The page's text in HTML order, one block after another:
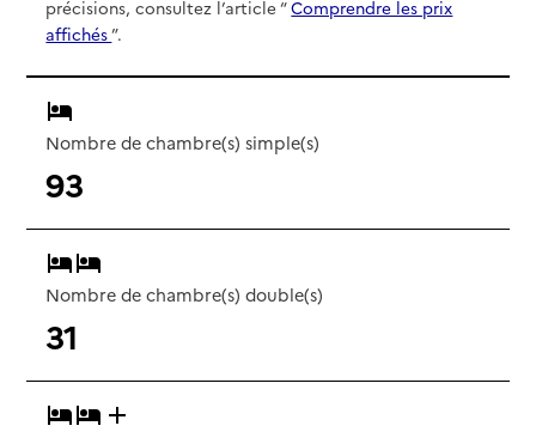
précisions, consultez l’article “Comprendre les prix
affichés”.
Nombre de chambre(s) simple(s)
93
Nombre de chambre(s) double(s)
31